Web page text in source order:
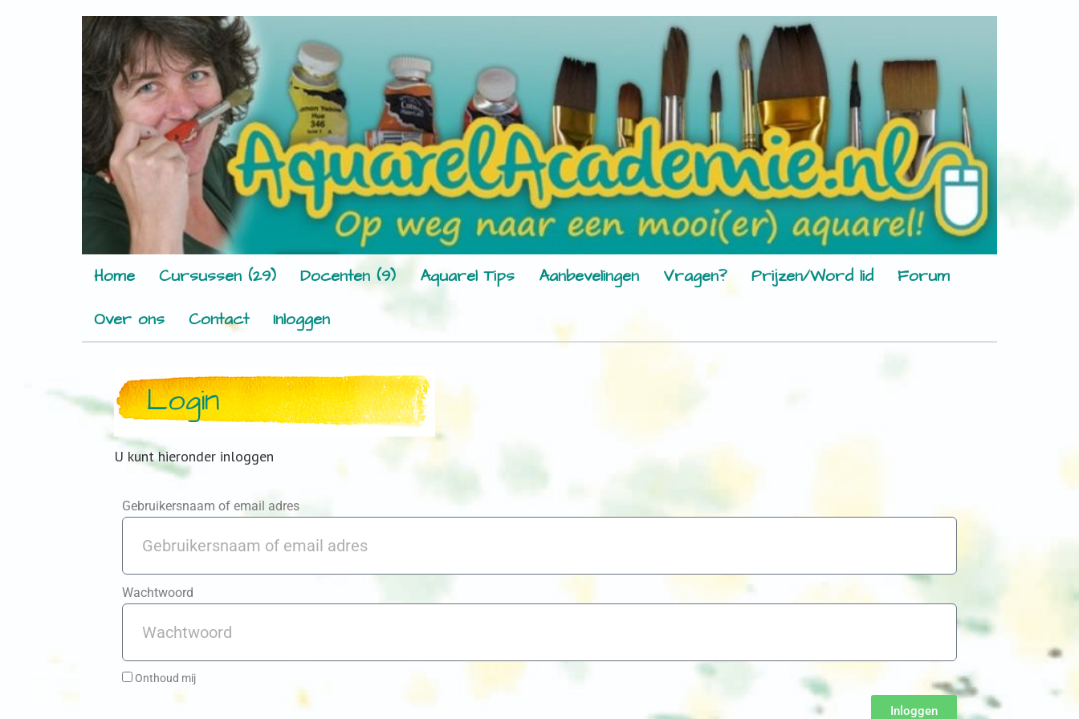
Home Cursussen (29) Docenten (9) Aquarel Tips Aanbevelingen Vragen? Prijzen/Word lid
Forum
Over ons
Contact Inloggen
Login
U kunt hieronder inloggen
Gebruikersnaam of email adres
Wachtwoord
Onthoud mij
Inloggen